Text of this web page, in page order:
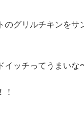
のグリルチキンをサ
イッチってうまいな
！